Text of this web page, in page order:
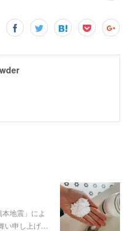
地震」によ
い申し上げ…